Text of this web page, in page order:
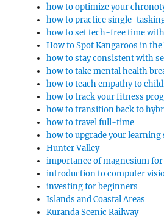
how to optimize your
how to practice single-
how to set tech-free time
How to Spot Kangaroos in
how to stay consistent with
how to take mental health
how to teach empathy to
how to track your fitness
how to transition back to
how to travel full-time
how to upgrade your learning
Hunter Valley
importance of magnesium
introduction to computer
investing for beginners
Islands and Coastal Areas
Kuranda Scenic Railway